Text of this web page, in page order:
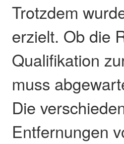
Trotzdem
erzielt. Ob die
Qualifikation
muss
Die
Entfernungen